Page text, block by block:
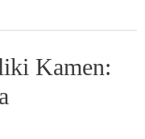
Kamen: